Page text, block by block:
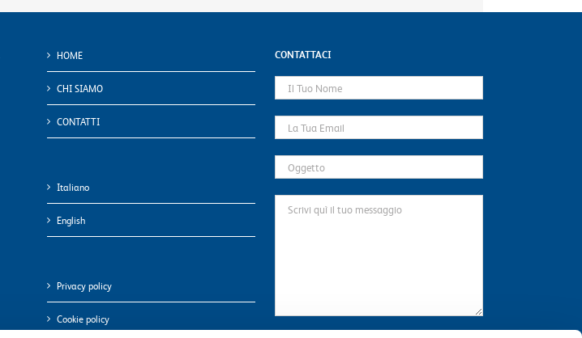
HOME
CHI SIAMO
CONTATTI
Italiano
English
Privacy policy
Cookie policy
CONTATTACI